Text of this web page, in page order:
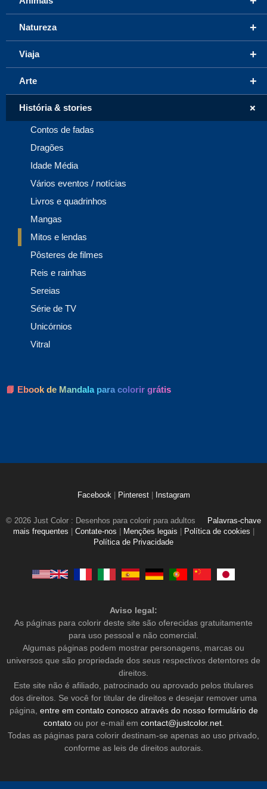
+
Natureza
+
Viaja
+
Arte
+
História & stories
Contos de fadas
Dragões
Idade Média
Vários eventos / notícias
Livros e quadrinhos
Mangas
Mitos e lendas
Pôsteres de filmes
Reis e rainhas
Sereias
Série de TV
Unicórnios
Vitral
📘 Ebook de Mandala para colorir grátis
Facebook Pinterest Instagram
© 2026 Just Color : Desenhos para colorir para adultos
Palavras-chave
mais frequentes
Contate-nos Menções legais Política de cookies
Política de Privacidade
Aviso legal:
As páginas para colorir deste site são oferecidas gratuitamente
para uso pessoal e não comercial.
Algumas páginas podem mostrar personagens, marcas ou
universos que são propriedade dos seus respectivos detentores de
direitos.
Este site não é afiliado, patrocinado ou aprovado pelos titulares
dos direitos. Se você for titular de direitos e desejar remover uma
página, entre em contato conosco através do nosso formulário de
contatoou por e-mail em contact@justcolor.net.
Todas as páginas para colorir destinam-se apenas ao uso privado,
conforme as leis de direitos autorais.